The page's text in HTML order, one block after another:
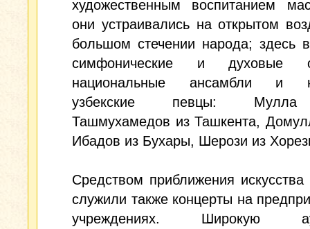
художественным воспитанием
они устраивались на открытом
большом стечении народа; здесь
симфонические и духовые
национальные ансамбли и
узбекские певцы:
Ташмухамедов из Ташкента,
Ибадов из Бухары, Шерози из
Средством приближения
служили также концерты на
учреждениях. Широкую